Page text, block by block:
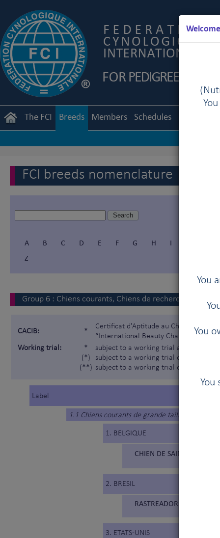
You
You
You
The FCI Breeds Members Schedules
FCI breeds nomenclature
A B C D E F G H I
Z
Group 6 : Chiens courants, Chiens de recherche au
CACIB: *
Certificat d'Aptitude au Championnat
“International Beauty Champion”)
Working trial:
*
(*)
(**)
subject to a working trial according to
subject to a working trial only for the
subject to a working trial only for the
Label
1.1 Chiens courants de grande taille
1. BELGIQUE
CHIEN DE SAINT HUBERT
2. BRESIL
RASTREADOR
3. ETATS-UNIS